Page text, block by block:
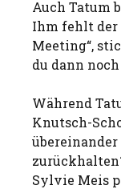
Auch Tatum
Ihm fehlt der
Meeting“,
du dann
Während
Knutsch-
Sylvie Meis